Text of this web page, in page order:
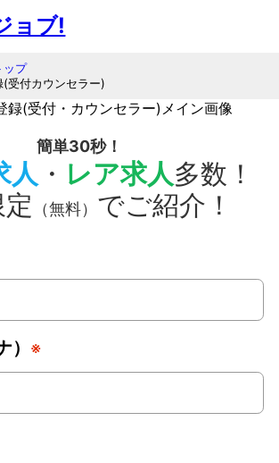
ップ
受付カウンセラー)
簡単30秒！
人 ・ レア求人多数！
（無料） でご紹介！
※